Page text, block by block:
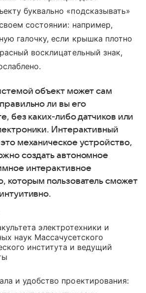
буквально «подсказывать»
состоянии: например,
галочку, если крышка плотно
восклицательный знак,
объект может сам
ли вы его
без каких‑либо датчиков или
Интерактивный
механическое устройство,
создать автономное
интерактивное
которым пользователь сможет
электротехники и
наук Массачусетского
института и ведущий
и удобство проектирования: